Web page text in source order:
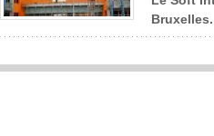
Bruxelles.